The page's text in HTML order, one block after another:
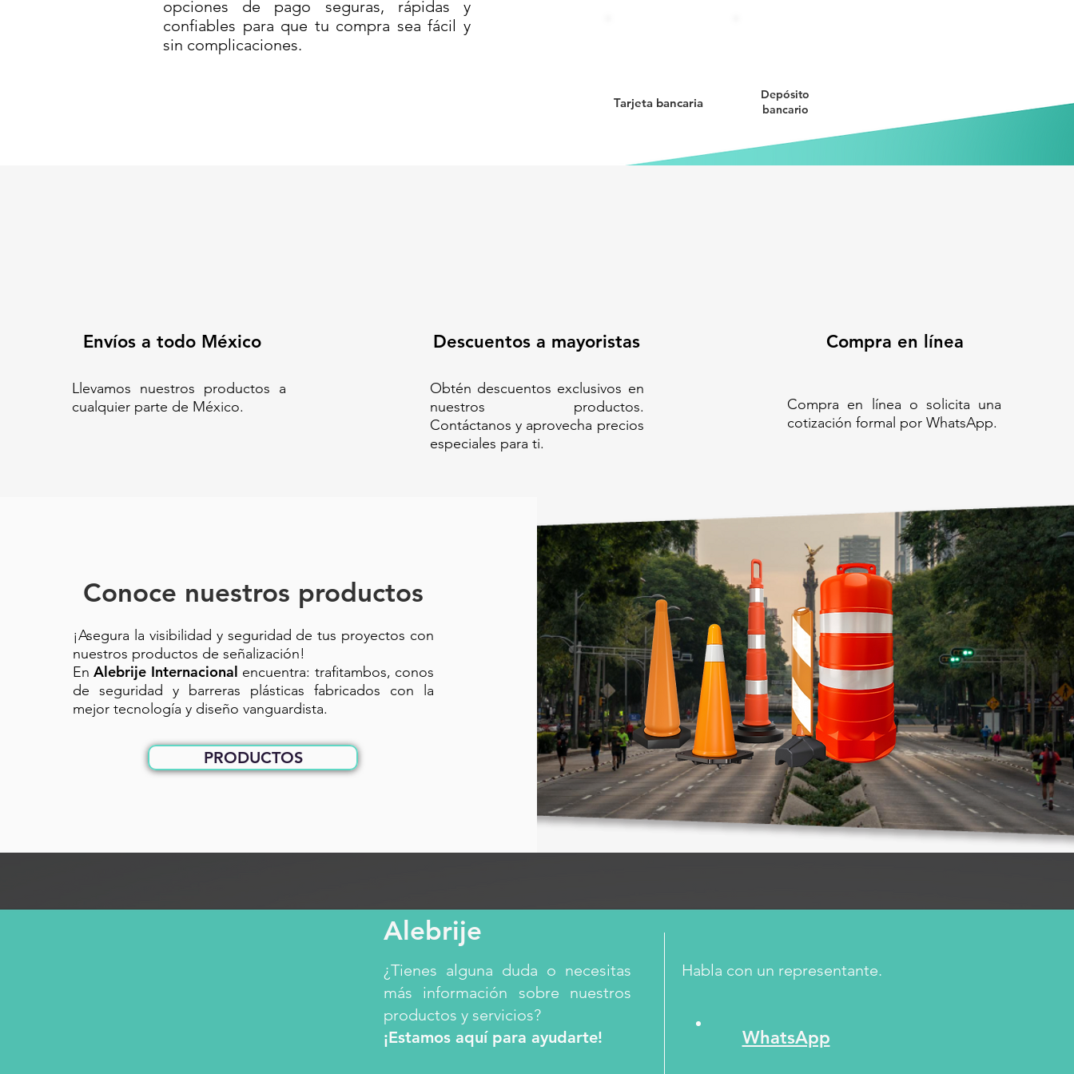
almacenamiento.
Puede incorporar una base con lastre para mayor estabilidad en zonas
de alto tránsito.
opciones de pago seguras, rápidas y
confiables para que tu compra sea fácil y
sin complicaciones.
Tarjeta bancaria
Depósito
bancario
Envíos a todo México
Llevamos nuestros productos a
cualquier parte de México.
Descuentos a mayoristas
Obtén descuentos exclusivos en
nuestros productos.
Contáctanos y aprovecha precios
especiales para ti.
Compra en línea
Compra en línea o solicita una
cotización formal por WhatsApp.
Conoce nuestros productos
¡Asegura la visibilidad y seguridad de tus proyectos con
nuestros productos de señalización!
EnAlebrije Internacional encuentra: trafitambos, conos
de seguridad y barreras plásticas fabricados con la
mejor tecnología y diseño vanguardista.
PRODUCTOS
Alebrije
¿Tienes alguna duda o necesitas
más información sobre nuestros
productos y servicios?
¡Estamos aquí para ayudarte!
Habla con un representante.
WhatsApp